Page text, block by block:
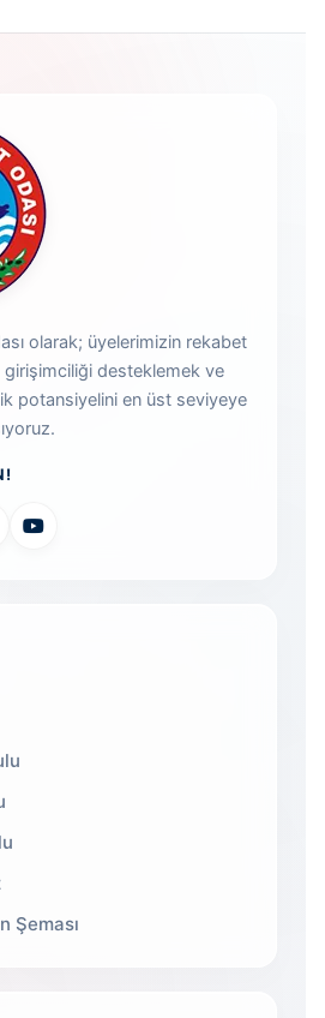
olarak; üyelerimizin rekabet
girişimciliği desteklemek ve
potansiyelini en üst seviyeye
Şeması